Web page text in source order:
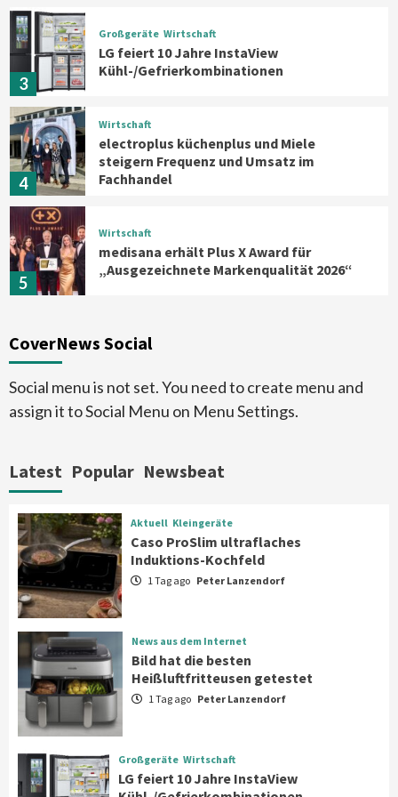
3
Großgeräte Wirtschaft
LG feiert 10 Jahre InstaView
Kühl-/Gefrierkombinationen
4
Wirtschaft
electroplus küchenplus und Miele
steigern Frequenz und Umsatz im
Fachhandel
5
Wirtschaft
medisana erhält Plus X Award für
„Ausgezeichnete Markenqualität 2026“
6
Verbraucher setzen immer mehr auf
7
Angeboten
1
Aktuell Kleingeräte
Caso ProSlim ultraflaches Induktions-
Kochfeld
News aus dem Internet
Bild hat die besten Heißluftfritteusen
getestet
3
Großgeräte
LG feiert 10 Jahre InstaView
Kühl-/Gefrierkombinationen
CoverNews Social
Social menu is not set. You need to create menu and
assign it to Social Menu on Menu Settings.
Latest Popular Newsbeat
Aktuell Kleingeräte
Caso ProSlim ultraflaches
Induktions-Kochfeld
1 Tag ago Peter Lanzendorf
News aus dem Internet
Bild hat die besten
Heißluftfritteusen getestet
1 Tag ago Peter Lanzendorf
Großgeräte Wirtschaft
LG feiert 10 Jahre InstaView